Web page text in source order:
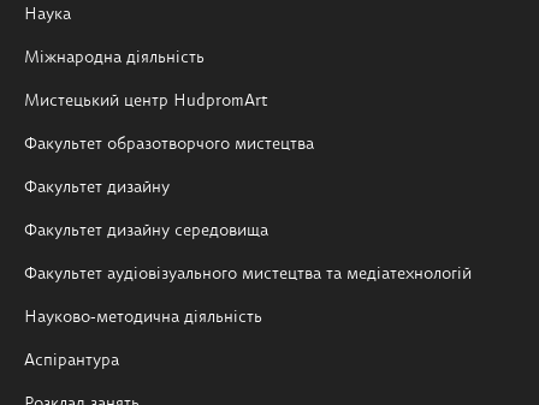
Наука
Міжнародна діяльність
Мистецький центр HudpromArt
Факультет образотворчого мистецтва
Факультет дизайну
Факультет дизайну середовища
Факультет аудіовізуального мистецтва та медіатехнологій
Науково-методична діяльність
Аспірантура